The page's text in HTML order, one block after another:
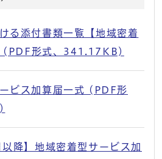
る添付書類一覧【地域密着
(PDF形式、341.17KB)
ビス加算届一式 (PDF形
以降】地域密着型サービス加